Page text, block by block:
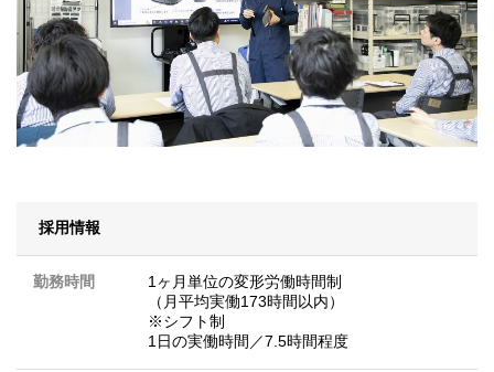
採用情報
勤務時間
1ヶ月単位の変形労働時間制
（月平均実働173時間以内）
※シフト制
1日の実働時間／7.5時間程度